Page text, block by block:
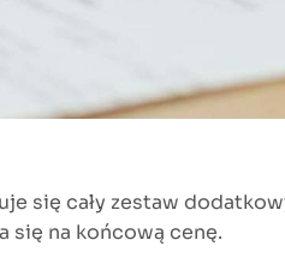
się cały zestaw
się na końcową cenę.